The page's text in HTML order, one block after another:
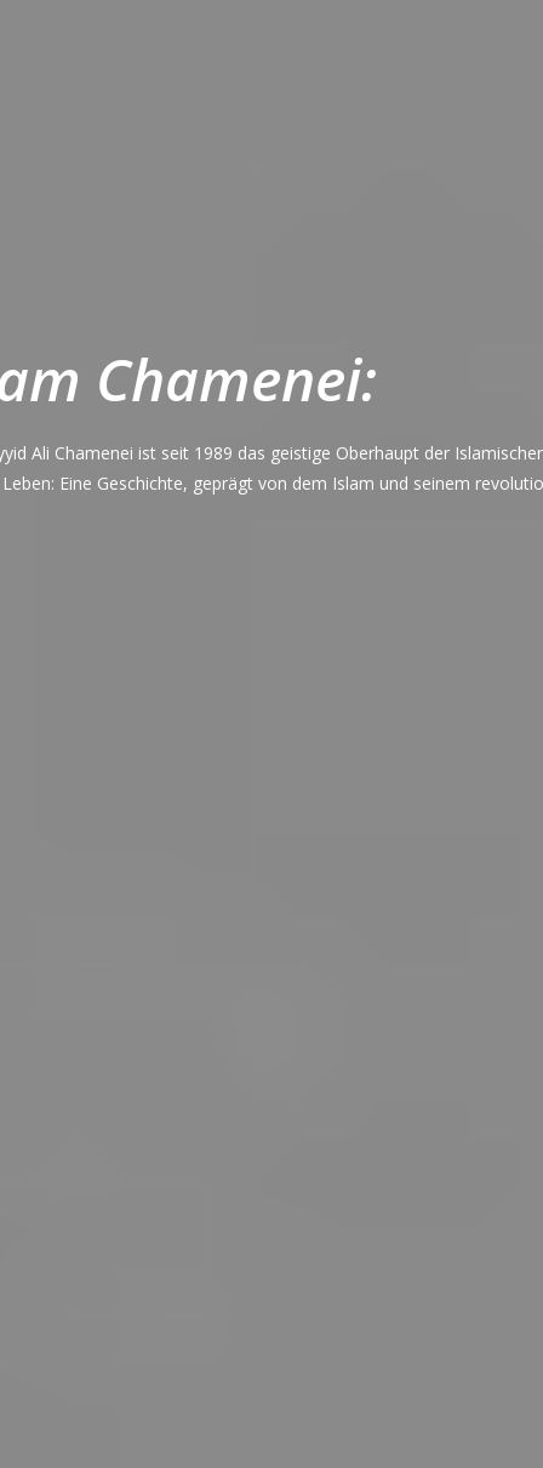
Chamenei:
Ali Chamenei ist seit 1989 das geistige Oberhaupt der
Eine Geschichte, geprägt von dem Islam und seinem